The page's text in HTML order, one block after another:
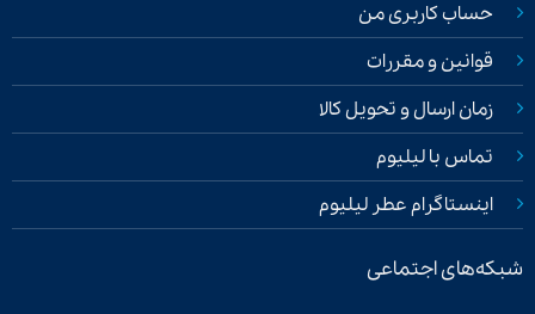
حساب کاربری من
قوانین و مقررات
زمان ارسال و تحویل کالا
تماس با لیلیوم
اینستاگرام عطر لیلیوم
شبکه‌های اجتماعی